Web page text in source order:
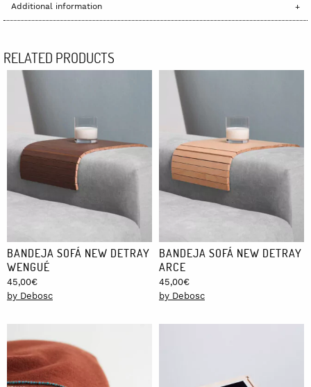
Additional information
RELATED PRODUCTS
BANDEJA SOFÁ NEW DETRAY
WENGUÉ
45,00€
by Debosc
BANDEJA SOFÁ NEW DETRAY
ARCE
45,00€
by Debosc